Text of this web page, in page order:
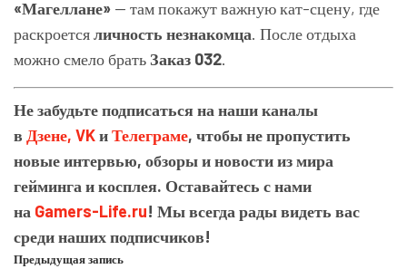
«Магеллане» — там покажут важную кат-сцену, где
раскроетсяличность незнакомца. После отдыха
можно смело братьЗаказ 032.
Не забудьте подписаться на наши каналы
в Дзене, VKиТелеграме, чтобы не пропустить
новые интервью, обзоры и новости из мира
гейминга и косплея. Оставайтесь с нами
на Gamers-Life.ru! Мы всегда рады видеть вас
среди наших подписчиков!
Предыдущая запись